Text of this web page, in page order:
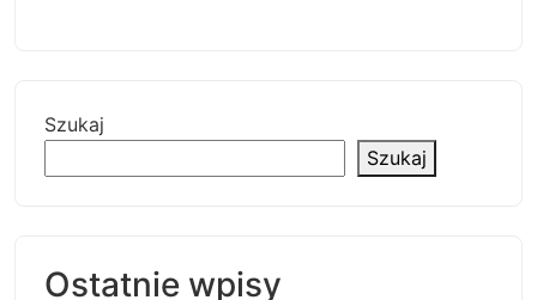
Szukaj
Szukaj
Ostatnie wpisy